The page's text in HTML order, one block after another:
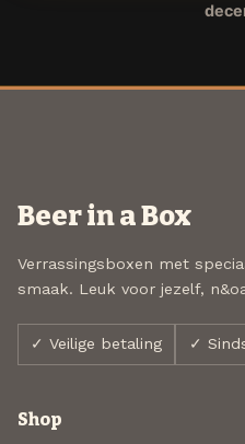
Beer in a Box
Verrassingsboxen met
smaak. Leuk voor jezelf,
✓ Veilige betaling ✓
Shop